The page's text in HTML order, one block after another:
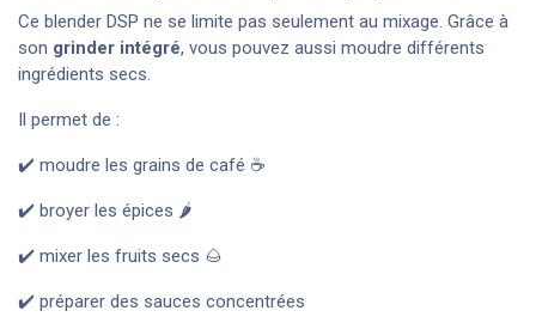
Ce blender DSP ne se limite pas seulement au mixage. Grâce à
son grinder intégré, vous pouvez aussi moudre différents
ingrédients secs.
Il permet de :
✔️ moudre les grains de café ☕
✔️ broyer les épices 🌶️
✔️ mixer les fruits secs 🌰
✔️ préparer des sauces concentrées